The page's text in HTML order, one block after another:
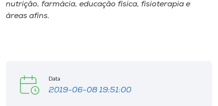
CPA
Rádio
nutrição, farmácia, educação física, fisioterapia e
áreas afins.
Data
2019-06-08 19:51:00